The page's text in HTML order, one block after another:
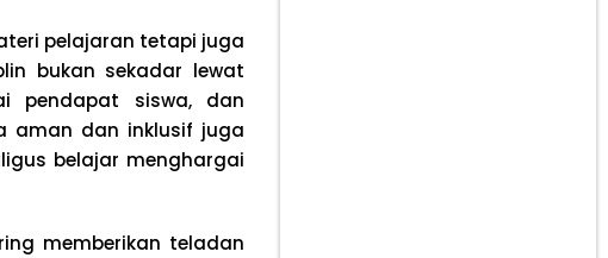
pelajaran tetapi juga
bukan sekadar lewat
pendapat siswa, dan
aman dan inklusif juga
belajar menghargai
memberikan teladan